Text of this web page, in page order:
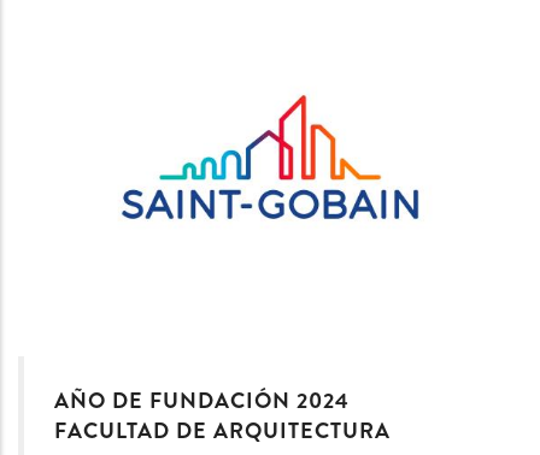
AÑO DE FUNDACIÓN 2024
FACULTAD DE ARQUITECTURA